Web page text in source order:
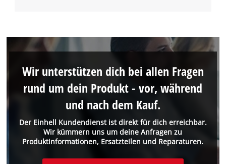
Der Einhell Kundendienst ist direkt für dich erreichbar.
Wir kümmern uns um deine Anfragen zu
Produktinformationen, Ersatzteilen und Reparaturen.
Wir unterstützen dich bei allen Fragen
rund um dein Produkt - vor, während
und nach dem Kauf.